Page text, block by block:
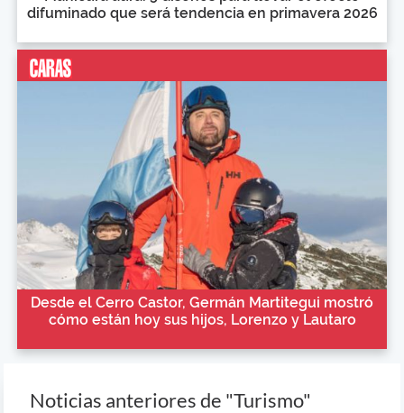
difuminado que será tendencia en primavera 2026
Desde el Cerro Castor, Germán Martitegui mostró
cómo están hoy sus hijos, Lorenzo y Lautaro
Noticias anteriores de "Turismo"